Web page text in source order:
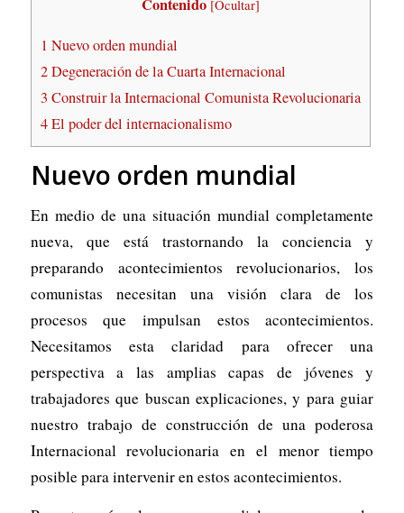
[Ocultar]
1 Nuevo orden mundial
2Degeneración de la Cuarta Internacional
3 Construir la Internacional Comunista Revolucionaria
4El poder del internacionalismo
Nuevo orden mundial
En medio de una situación mundial completamente
nueva, que está trastornando la conciencia y
preparando acontecimientos revolucionarios, los
comunistas necesitan una visión clara de los
procesos que impulsan estos acontecimientos.
Necesitamos esta claridad para ofrecer una
perspectiva a las amplias capas de jóvenes y
trabajadores que buscan explicaciones, y para guiar
nuestro trabajo de construcción de una poderosa
Internacional revolucionaria en el menor tiempo
posible para intervenir en estos acontecimientos.